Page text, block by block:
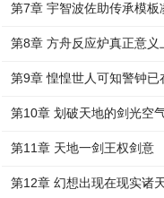
第7章 宇智波佐助传承模板
第8章 方舟反应炉真正意义
第9章 惶惶世人可知警钟已
第10章 划破天地的剑光空
第11章 天地一剑王权剑意
第12章 幻想出现在现实诸